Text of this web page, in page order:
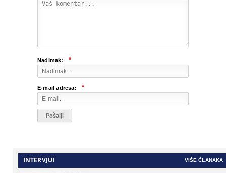
Nadimak: *
E-mail adresa: *
INTERVJUI VIŠE ČLANAKA